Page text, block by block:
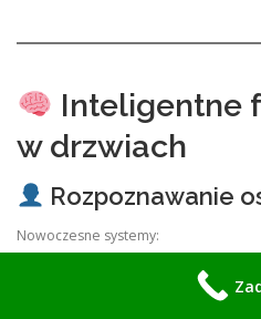
Inteligentne
w drzwiach
Rozpoznawanie
Nowoczesne systemy:
wykrywają człowieka